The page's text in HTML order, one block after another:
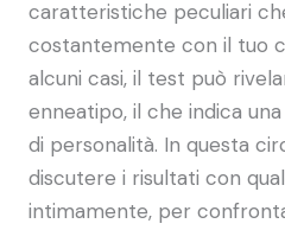
caratteristiche peculiari
costantemente con il tuo
alcuni casi, il test può
enneatipo, il che indica
di personalità. In questa
discutere i risultati con
intimamente, per